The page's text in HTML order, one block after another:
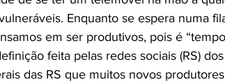
Enquanto se espera numa
em ser produtivos, pois é
feita pelas redes sociais (RS)
das RS que muitos novos